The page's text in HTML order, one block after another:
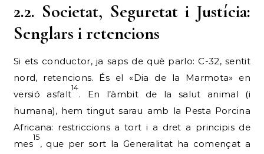
2.2. Societat, Seguretat i Justícia:
Senglars i retencions
Si ets conductor, ja saps de què parlo: C-32, sentit
nord, retencions. És el «Dia de la Marmota» en
versió asfalt
14
. En l’àmbit de la salut animal (i
humana), hem tingut sarau amb la Pesta Porcina
Africana: restriccions a tort i a dret a principis de
mes
15
, que per sort la Generalitat ha començat a